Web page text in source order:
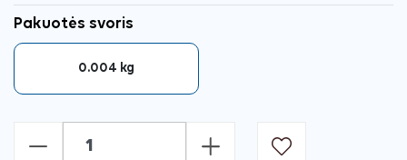
Pakuotės svoris
0.004 kg
- +